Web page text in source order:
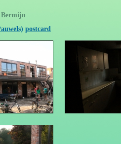
Bermijn
postcard